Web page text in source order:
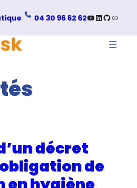
04 30 96 62 62YouTube
LinkedIn
GitHub
Lien
décret
de